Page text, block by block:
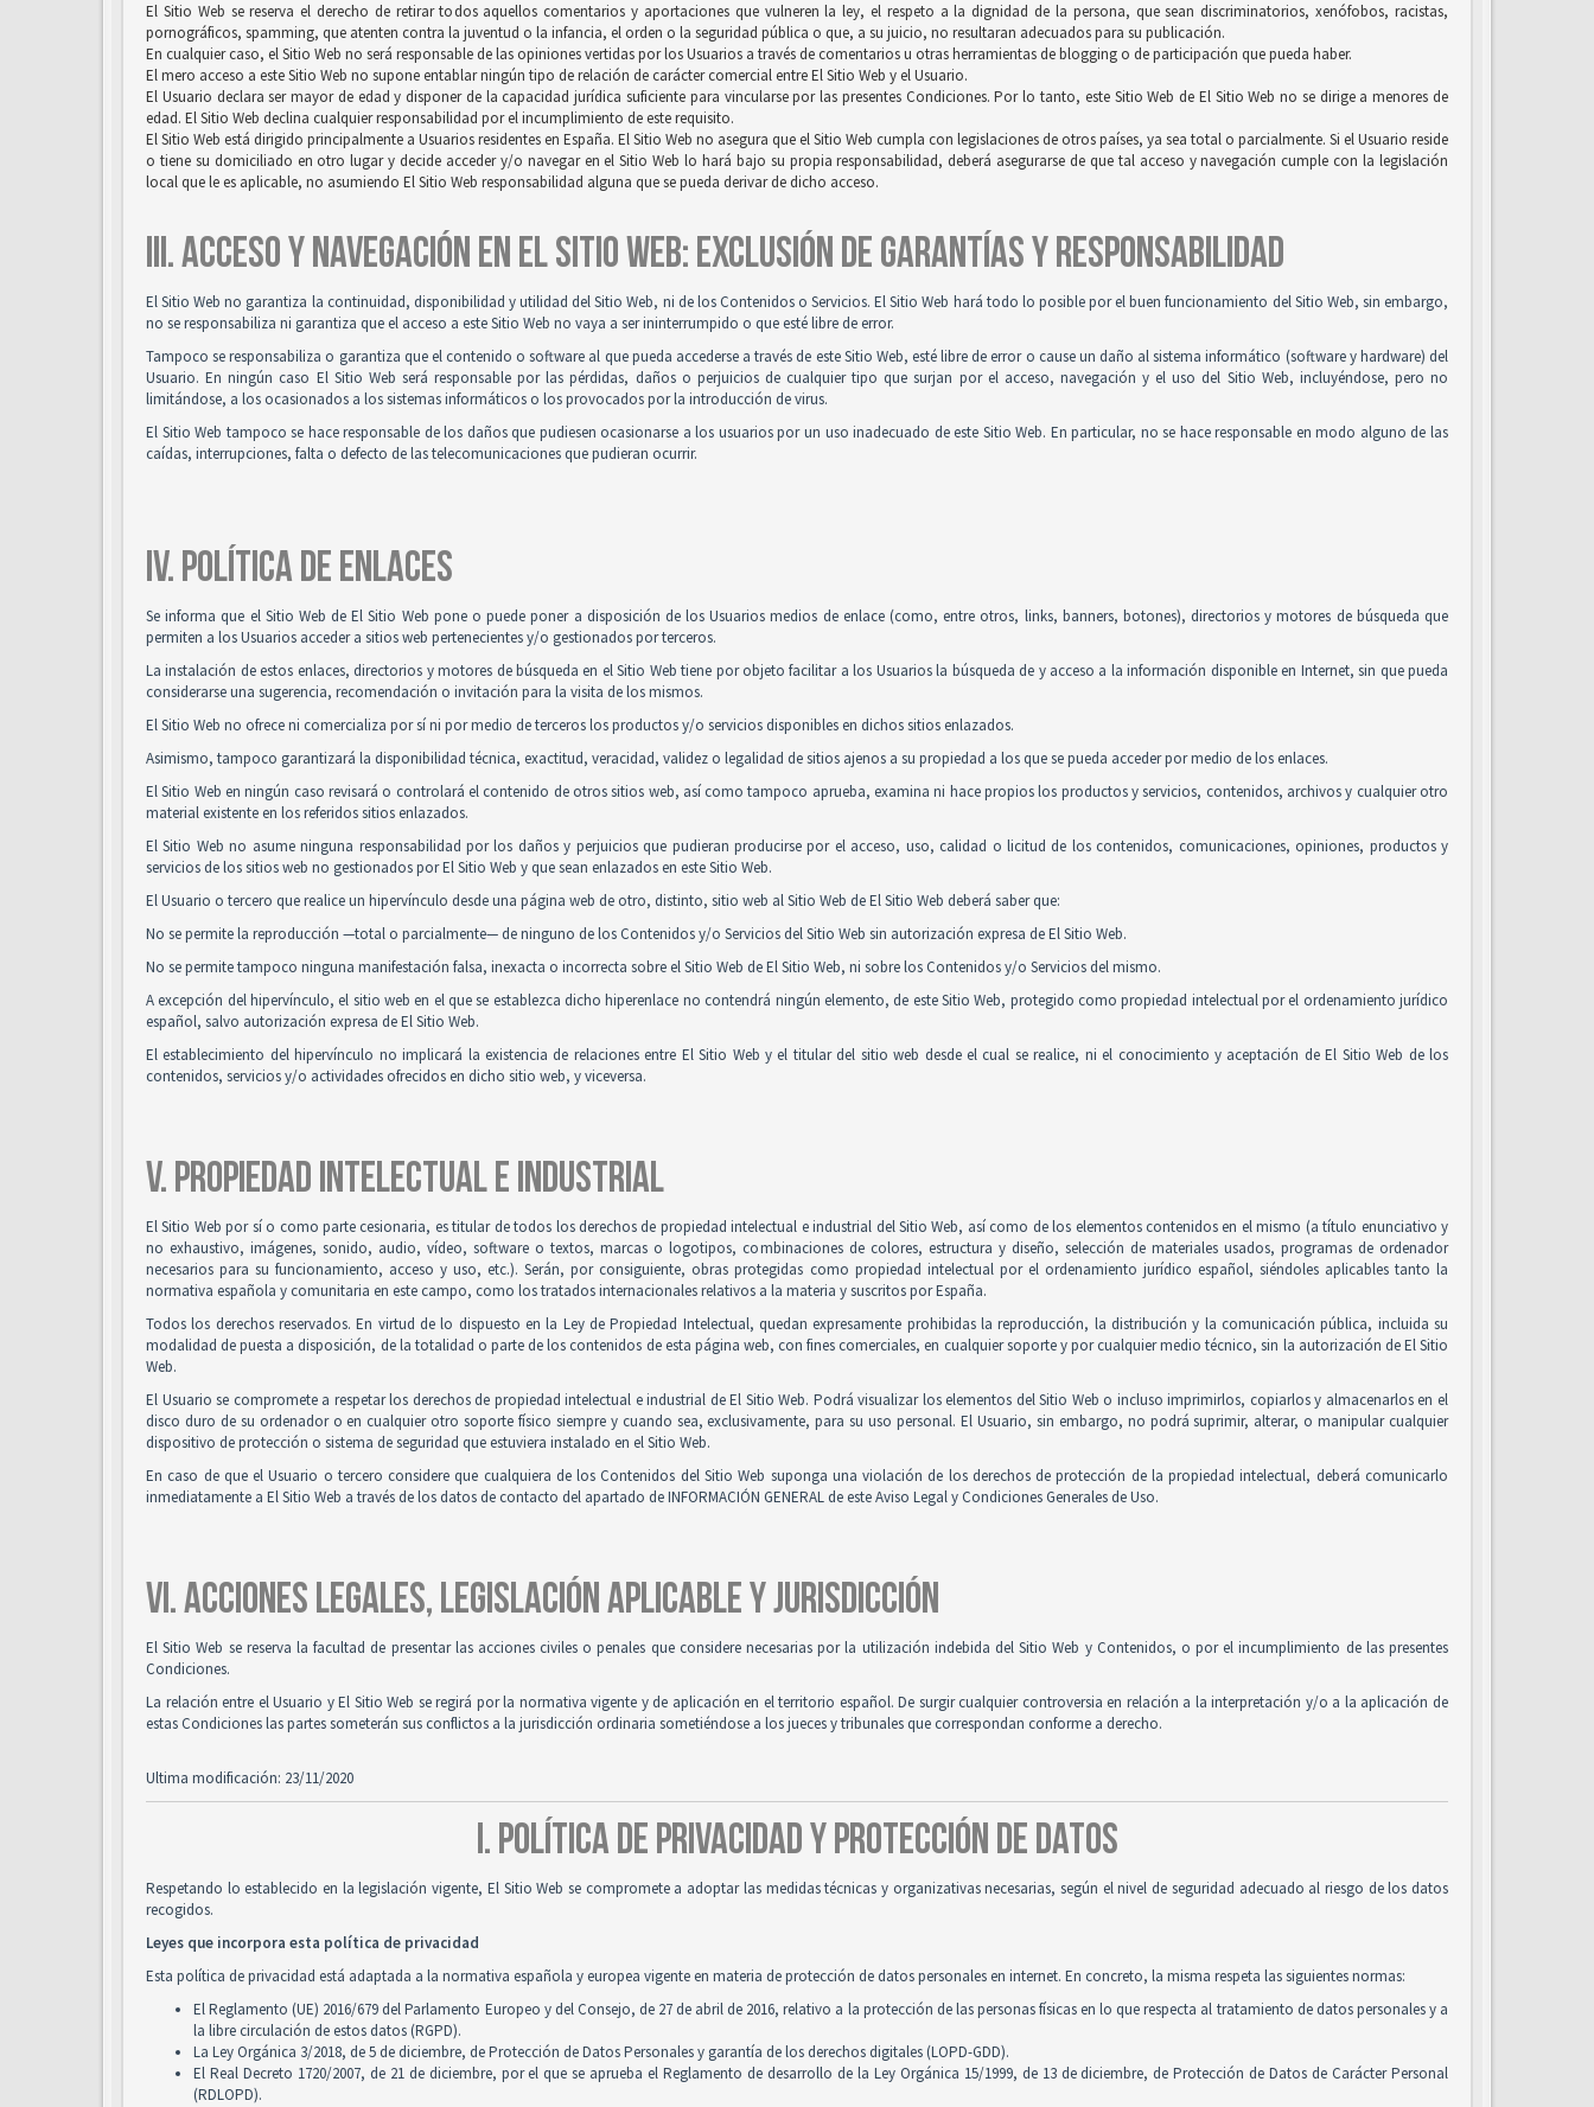
El Sitio Web se reserva el derecho de retirar todos aquellos comentarios y aportaciones que vulneren la ley, el respeto a la dignidad de la persona, que sean discriminatorios, xenófobos, racistas,
pornográficos, spamming, que atenten contra la juventud o la infancia, el orden o la seguridad pública o que, a su juicio, no resultaran adecuados para su publicación.
En cualquier caso, el Sitio Web no será responsable de las opiniones vertidas por los Usuarios a través de comentarios u otras herramientas de blogging o de participación que pueda haber.
El mero acceso a este Sitio Web no supone entablar ningún tipo de relación de carácter comercial entre El Sitio Web y el Usuario.
El Usuario declara ser mayor de edad y disponer de la capacidad jurídica suficiente para vincularse por las presentes Condiciones. Por lo tanto, este Sitio Web de El Sitio Web no se dirige a menores de
edad. El Sitio Web declina cualquier responsabilidad por el incumplimiento de este requisito.
El Sitio Web está dirigido principalmente a Usuarios residentes en España. El Sitio Web no asegura que el Sitio Web cumpla con legislaciones de otros países, ya sea total o parcialmente. Si el Usuario reside
o tiene su domiciliado en otro lugar y decide acceder y/o navegar en el Sitio Web lo hará bajo su propia responsabilidad, deberá asegurarse de que tal acceso y navegación cumple con la legislación
local que le es aplicable, no asumiendo El Sitio Web responsabilidad alguna que se pueda derivar de dicho acceso.
III. ACCESO Y NAVEGACIÓN EN EL SITIO WEB: EXCLUSIÓN DE GARANTÍAS Y RESPONSABILIDAD
El Sitio Web no garantiza la continuidad, disponibilidad y utilidad del Sitio Web, ni de los Contenidos o Servicios. El Sitio Web hará todo lo posible por el buen funcionamiento del Sitio Web, sin embargo,
no se responsabiliza ni garantiza que el acceso a este Sitio Web no vaya a ser ininterrumpido o que esté libre de error.
Tampoco se responsabiliza o garantiza que el contenido o software al que pueda accederse a través de este Sitio Web, esté libre de error o cause un daño al sistema informático (software y hardware) del
Usuario. En ningún caso El Sitio Web será responsable por las pérdidas, daños o perjuicios de cualquier tipo que surjan por el acceso, navegación y el uso del Sitio Web, incluyéndose, pero no
limitándose, a los ocasionados a los sistemas informáticos o los provocados por la introducción de virus.
El Sitio Web tampoco se hace responsable de los daños que pudiesen ocasionarse a los usuarios por un uso inadecuado de este Sitio Web. En particular, no se hace responsable en modo alguno de las
caídas, interrupciones, falta o defecto de las telecomunicaciones que pudieran ocurrir.
IV. POLÍTICA DE ENLACES
Se informa que el Sitio Web de El Sitio Web pone o puede poner a disposición de los Usuarios medios de enlace (como, entre otros, links, banners, botones), directorios y motores de búsqueda que
permiten a los Usuarios acceder a sitios web pertenecientes y/o gestionados por terceros.
La instalación de estos enlaces, directorios y motores de búsqueda en el Sitio Web tiene por objeto facilitar a los Usuarios la búsqueda de y acceso a la información disponible en Internet, sin que pueda
considerarse una sugerencia, recomendación o invitación para la visita de los mismos.
El Sitio Web no ofrece ni comercializa por sí ni por medio de terceros los productos y/o servicios disponibles en dichos sitios enlazados.
Asimismo, tampoco garantizará la disponibilidad técnica, exactitud, veracidad, validez o legalidad de sitios ajenos a su propiedad a los que se pueda acceder por medio de los enlaces.
El Sitio Web en ningún caso revisará o controlará el contenido de otros sitios web, así como tampoco aprueba, examina ni hace propios los productos y servicios, contenidos, archivos y cualquier otro
material existente en los referidos sitios enlazados.
El Sitio Web no asume ninguna responsabilidad por los daños y perjuicios que pudieran producirse por el acceso, uso, calidad o licitud de los contenidos, comunicaciones, opiniones, productos y
servicios de los sitios web no gestionados por El Sitio Web y que sean enlazados en este Sitio Web.
El Usuario o tercero que realice un hipervínculo desde una página web de otro, distinto, sitio web al Sitio Web de El Sitio Web deberá saber que:
No se permite la reproducción —total o parcialmente— de ninguno de los Contenidos y/o Servicios del Sitio Web sin autorización expresa de El Sitio Web.
No se permite tampoco ninguna manifestación falsa, inexacta o incorrecta sobre el Sitio Web de El Sitio Web, ni sobre los Contenidos y/o Servicios del mismo.
A excepción del hipervínculo, el sitio web en el que se establezca dicho hiperenlace no contendrá ningún elemento, de este Sitio Web, protegido como propiedad intelectual por el ordenamiento jurídico
español, salvo autorización expresa de El Sitio Web.
El establecimiento del hipervínculo no implicará la existencia de relaciones entre El Sitio Web y el titular del sitio web desde el cual se realice, ni el conocimiento y aceptación de El Sitio Web de los
contenidos, servicios y/o actividades ofrecidos en dicho sitio web, y viceversa.
V. PROPIEDAD INTELECTUAL E INDUSTRIAL
El Sitio Web por sí o como parte cesionaria, es titular de todos los derechos de propiedad intelectual e industrial del Sitio Web, así como de los elementos contenidos en el mismo (a título enunciativo y
no exhaustivo, imágenes, sonido, audio, vídeo, software o textos, marcas o logotipos, combinaciones de colores, estructura y diseño, selección de materiales usados, programas de ordenador
necesarios para su funcionamiento, acceso y uso, etc.). Serán, por consiguiente, obras protegidas como propiedad intelectual por el ordenamiento jurídico español, siéndoles aplicables tanto la
normativa española y comunitaria en este campo, como los tratados internacionales relativos a la materia y suscritos por España.
Todos los derechos reservados. En virtud de lo dispuesto en la Ley de Propiedad Intelectual, quedan expresamente prohibidas la reproducción, la distribución y la comunicación pública, incluida su
modalidad de puesta a disposición, de la totalidad o parte de los contenidos de esta página web, con fines comerciales, en cualquier soporte y por cualquier medio técnico, sin la autorización de El Sitio
Web.
El Usuario se compromete a respetar los derechos de propiedad intelectual e industrial de El Sitio Web. Podrá visualizar los elementos del Sitio Web o incluso imprimirlos, copiarlos y almacenarlos en el
disco duro de su ordenador o en cualquier otro soporte físico siempre y cuando sea, exclusivamente, para su uso personal. El Usuario, sin embargo, no podrá suprimir, alterar, o manipular cualquier
dispositivo de protección o sistema de seguridad que estuviera instalado en el Sitio Web.
En caso de que el Usuario o tercero considere que cualquiera de los Contenidos del Sitio Web suponga una violación de los derechos de protección de la propiedad intelectual, deberá comunicarlo
inmediatamente a El Sitio Web a través de los datos de contacto del apartado de INFORMACIÓN GENERAL de este Aviso Legal y Condiciones Generales de Uso.
VI. ACCIONES LEGALES, LEGISLACIÓN APLICABLE Y JURISDICCIÓN
El Sitio Web se reserva la facultad de presentar las acciones civiles o penales que considere necesarias por la utilización indebida del Sitio Web y Contenidos, o por el incumplimiento de las presentes
Condiciones.
La relación entre el Usuario y El Sitio Web se regirá por la normativa vigente y de aplicación en el territorio español. De surgir cualquier controversia en relación a la interpretación y/o a la aplicación de
estas Condiciones las partes someterán sus conflictos a la jurisdicción ordinaria sometiéndose a los jueces y tribunales que correspondan conforme a derecho.
Ultima modificación: 23/11/2020
I. POLÍTICA DE PRIVACIDAD Y PROTECCIÓN DE DATOS
Respetando lo establecido en la legislación vigente, El Sitio Web se compromete a adoptar las medidas técnicas y organizativas necesarias, según el nivel de seguridad adecuado al riesgo de los datos
recogidos.
Leyes que incorpora esta política de privacidad
Esta política de privacidad está adaptada a la normativa española y europea vigente en materia de protección de datos personales en internet. En concreto, la misma respeta las siguientes normas:
El Reglamento (UE) 2016/679 del Parlamento Europeo y del Consejo, de 27 de abril de 2016, relativo a la protección de las personas físicas en lo que respecta al tratamiento de datos personales y a
la libre circulación de estos datos (RGPD).
La Ley Orgánica 3/2018, de 5 de diciembre, de Protección de Datos Personales y garantía de los derechos digitales (LOPD-GDD).
El Real Decreto 1720/2007, de 21 de diciembre, por el que se aprueba el Reglamento de desarrollo de la Ley Orgánica 15/1999, de 13 de diciembre, de Protección de Datos de Carácter Personal
(RDLOPD).